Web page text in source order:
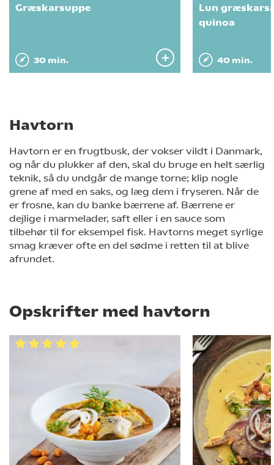
Græskarsuppe
30 min.
Lun
quinoa
40 min.
Havtorn
Havtorn er en frugtbusk, der vokser vildt i Danmark,
og når du plukker af den, skal du bruge en helt særlig
teknik, så du undgår de mange torne; klip nogle
grene af med en saks, og læg dem i fryseren. Når de
er frosne, kan du banke bærrene af. Bærrene er
dejlige i marmelader, saft eller i en sauce som
tilbehør til for eksempel fisk. Havtorns meget syrlige
smag kræver ofte en del sødme i retten til at blive
afrundet.
Opskrifter med havtorn